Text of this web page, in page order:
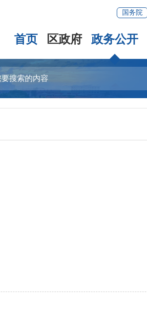
国务院
首页 区政府 政务公开